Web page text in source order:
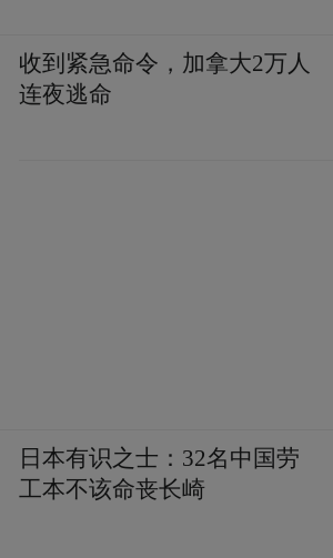
收到紧急命令，加拿大2万人
连夜逃命
日本有识之士：32名中国劳
工本不该命丧长崎